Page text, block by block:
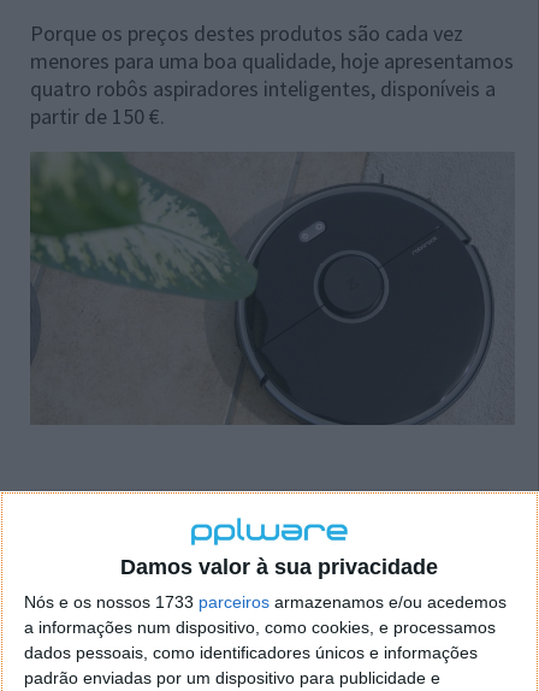
Damos valor à sua privacidade
Nós e os nossos 1733 parceiros armazenamos e/ou acedemos
a informações num dispositivo, como cookies, e processamos
dados pessoais, como identificadores únicos e informações
padrão enviadas por um dispositivo para publicidade e
Porque os preços destes produtos são cada vez
menores para uma boa qualidade, hoje apresentamos
quatro robôs aspiradores inteligentes, disponíveis a
partir de 150 €.
Análise: Roborock S5 Max – O robô
aspirador que também passa o pano em
mapas diferentes
05 JUN 2020 32 COMENTÁRIOS